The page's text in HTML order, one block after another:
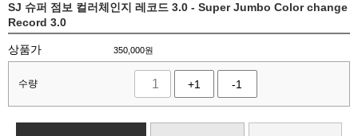
SJ 슈퍼 점보 컬러체인지 레코드 3.0 - Super Jumbo Color change
Record 3.0
상품가 350,000원
수량 +1 -1